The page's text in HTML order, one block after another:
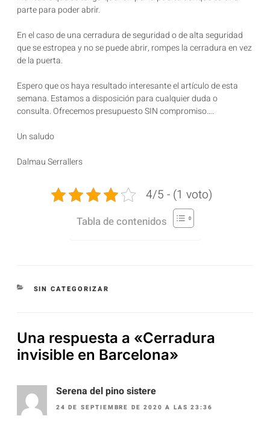
parte para poder abrir.
En el caso de una cerradura de seguridad o de alta seguridad
que se estropea y no se puede abrir, rompes la cerradura en vez
de la puerta.
Espero que os haya resultado interesante el artículo de esta
semana. Estamos a disposición para cualquier duda o
consulta. Ofrecemos presupuesto SIN compromiso….
Un saludo
Dalmau Serrallers
4/5 - (1 voto)
Tabla de contenidos
SIN CATEGORIZAR
Una respuesta a «Cerradura
invisible en Barcelona»
Serena del pino sistere
24 DE SEPTIEMBRE DE 2020 A LAS 23:36